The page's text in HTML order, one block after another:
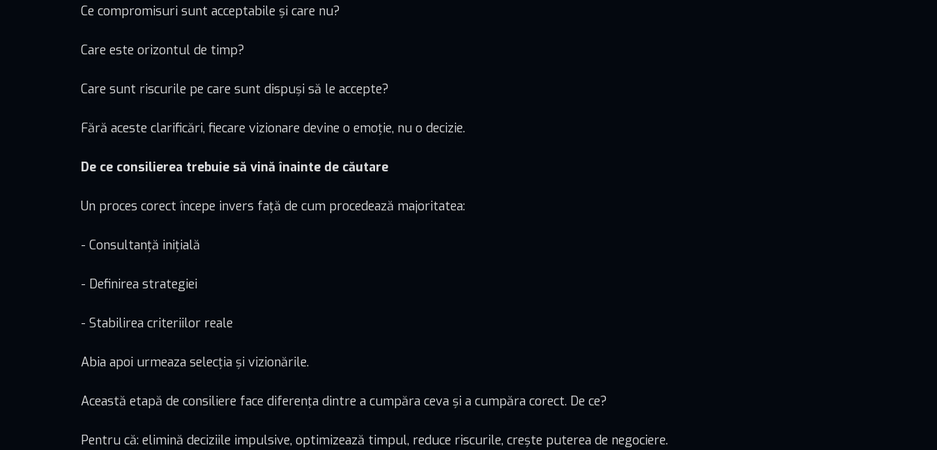
Ce compromisuri sunt acceptabile și care nu?
Care este orizontul de timp?
Care sunt riscurile pe care sunt dispuși să le accepte?
Fără aceste clarificări, fiecare vizionare devine o emoție, nu o decizie.
De ce consilierea trebuie să vină înainte de căutare
Un proces corect începe invers față de cum procedează majoritatea:
- Consultanță inițială
- Definirea strategiei
- Stabilirea criteriilor reale
Abia apoi urmeaza selecția și vizionările.
Această etapă de consiliere face diferența dintre a cumpăra ceva și a cumpăra corect. De ce?
Pentru că: elimină deciziile impulsive, optimizează timpul, reduce riscurile, crește puterea de negociere.